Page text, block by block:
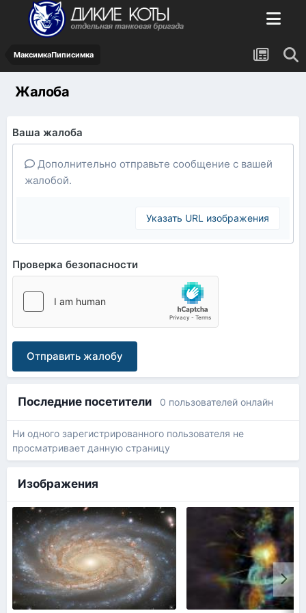
МаксимкаПиписимка
Жалоба
Ваша жалоба
Дополнительно отправьте сообщение с вашей
жалобой.
Указать URL изображения
Проверка безопасности
Отправить жалобу
Последние посетители 0 пользователей онлайн
Ни одного зарегистрированного пользователя не
просматривает данную страницу
Изображения